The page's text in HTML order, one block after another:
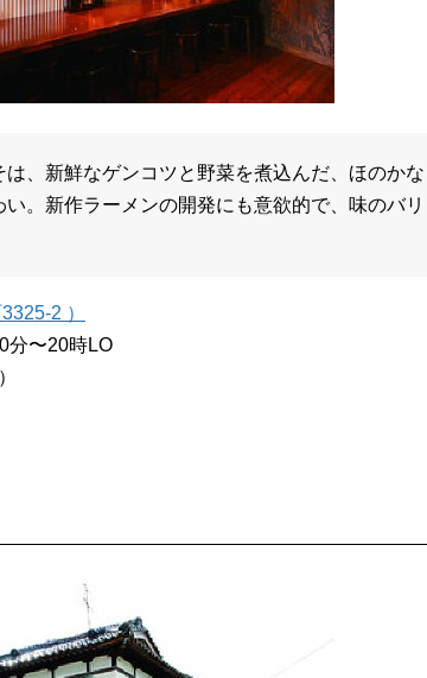
、新鮮なゲンコツと野菜を煮込んだ、ほのかな
。新作ラーメンの開発にも意欲的で、味のバリ
2 ）
分〜20時LO